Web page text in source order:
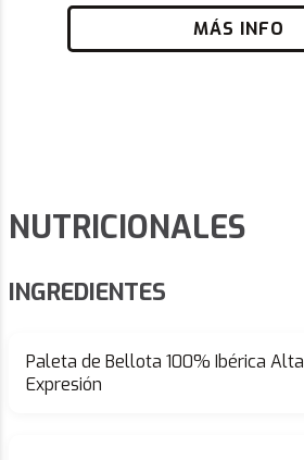
MÁS INFO
NUTRICIONALES
INGREDIENTES
Paleta de Bellota 100% Ibérica Alta
Expresión